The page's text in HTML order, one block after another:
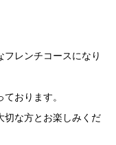
レンチコースになり
おります。
切な方とお楽しみくだ